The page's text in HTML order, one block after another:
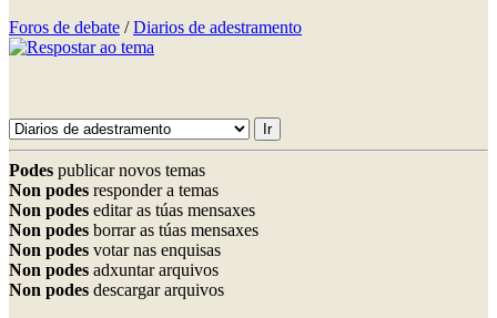
Foros de debate /Diarios de adestramento
Podes publicar novos temas
Non podes responder a temas
Non podes editar as túas mensaxes
Non podes borrar as túas mensaxes
Non podes votar nas enquisas
Non podes adxuntar arquivos
Non podes descargar arquivos